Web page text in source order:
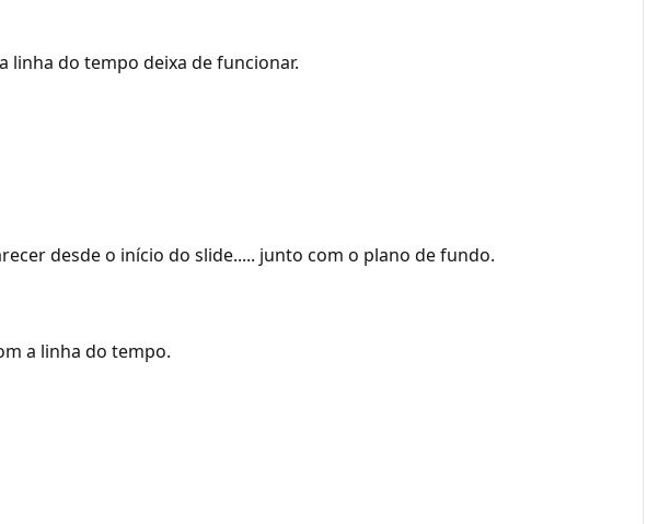
linha do tempo deixa de funcionar.
desde o início do slide..... junto com o plano de fundo.
a linha do tempo.